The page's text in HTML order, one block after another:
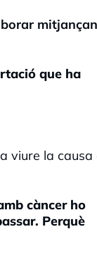
que ha
viure la causa
càncer ho
Perquè